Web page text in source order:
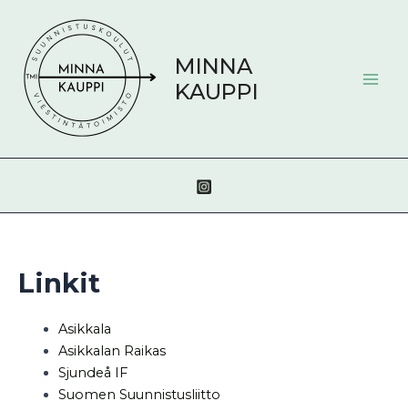
sisältöön
MINNA
KAUPPI
Linkit
Asikkala
Asikkalan Raikas
Sjundeå IF
Suomen Suunnistusliitto